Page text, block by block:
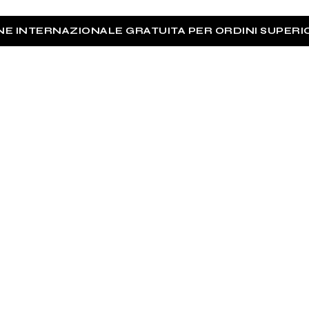
INTERNAZIONALE GRATUITA PER ORDINI